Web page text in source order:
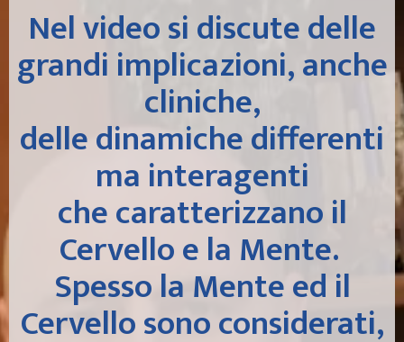
Nel video si discute delle
grandi implicazioni, anche
cliniche,
delle dinamiche differenti
ma interagenti
che caratterizzano il
Cervello e la Mente.
Spesso la Mente ed il
Cervello sono considerati,